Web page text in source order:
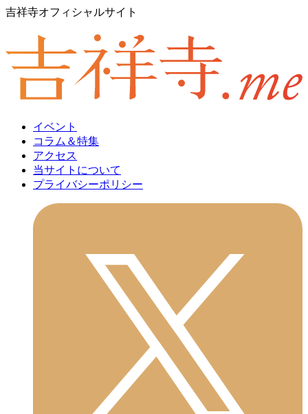
吉祥寺オフィシャルサイト
イベント
コラム＆特集
アクセス
当サイトについて
プライバシーポリシー